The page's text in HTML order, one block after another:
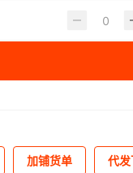
加铺货单 代